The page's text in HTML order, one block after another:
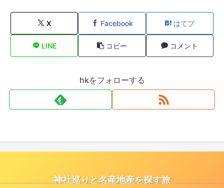
X Facebook はてブ
LINE コピー コメント
hkをフォローする
神社巡りと名産地産を探す旅